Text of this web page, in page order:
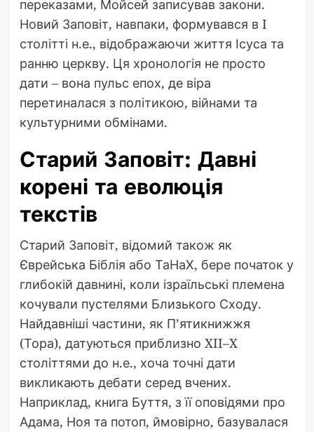
переказами, Мойсей записував закони.
Новий Заповіт, навпаки, формувався в I
столітті н.е., відображаючи життя Ісуса та
ранню церкву. Ця хронологія не просто
дати – вона пульс епох, де віра
перетиналася з політикою, війнами та
культурними обмінами.
Старий Заповіт: Давні
корені та еволюція
текстів
Старий Заповіт, відомий також як
Єврейська Біблія або ТаНаХ, бере початок у
глибокій давнині, коли ізраїльські племена
кочували пустелями Близького Сходу.
Найдавніші частини, як П’ятикнижжя
(Тора), датуються приблизно XII–X
століттями до н.е., хоча точні дати
викликають дебати серед вчених.
Наприклад, книга Буття, з її оповідями про
Адама, Ноя та потоп, ймовірно, базувалася